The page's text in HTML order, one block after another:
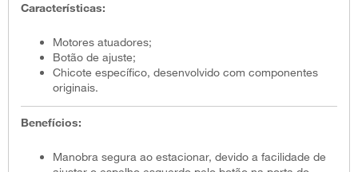
Características:
Motores atuadores;
Botão de ajuste;
Chicote específico, desenvolvido com componentes
originais.
Benefícios:
Manobra segura ao estacionar, devido a facilidade de